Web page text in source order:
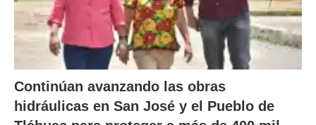
Continúan avanzando las obras
hidráulicas en San José y el Pueblo de